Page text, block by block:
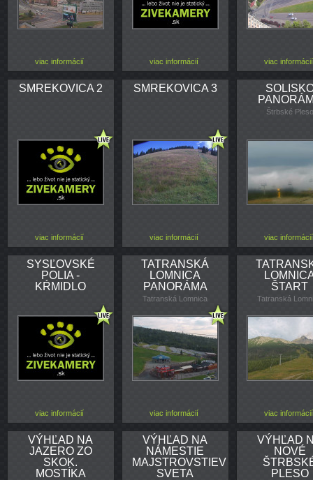
viac informácií viac informácií viac informácií
SMREKOVICA 2
viac informácií
SMREKOVICA 3
viac informácií
Štrbské Pleso
viac informácií
SYSĽOVSKÉ
POLIA -
KŔMIDLO
viac informácií
TATRANSKÁ
LOMNICA
PANORÁMA
Tatranská Lomnica
viac informácií
ŠTART
Tatranská
viac informácií
VÝHĽAD NA
JAZERO ZO
SKOK.
MOSTÍKA
VÝHĽAD NA
NÁMESTIE
MAJSTROVSTIEV
SVETA
VÝHĽAD
NOVÉ
PLESO